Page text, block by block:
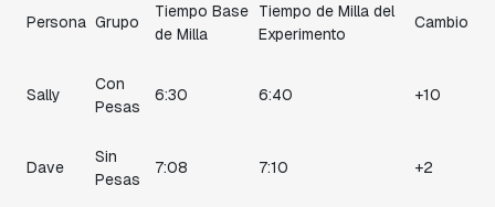
Persona Grupo
Tiempo Base
de Milla
Tiempo de Milla del
Experimento
Cambio
Sally
Con
Pesas
6:30 6:40 +10
Dave
Sin
Pesas
7:08 7:10 +2